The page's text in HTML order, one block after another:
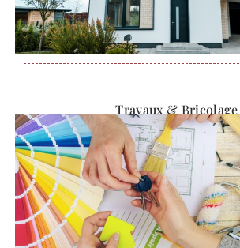
Travaux & Bricolage